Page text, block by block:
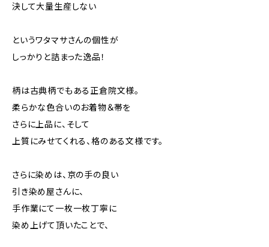
決して大量生産しない
というワタマサさんの個性が
しっかりと詰まった逸品！
柄は古典柄でもある正倉院文様。
柔らかな色合いのお着物＆帯を
さらに上品に、そして
上質にみせてくれる、格のある文様です。
さらに染めは、京の手の良い
引き染め屋さんに、
手作業にて一枚一枚丁寧に
染め上げて頂いたことで、